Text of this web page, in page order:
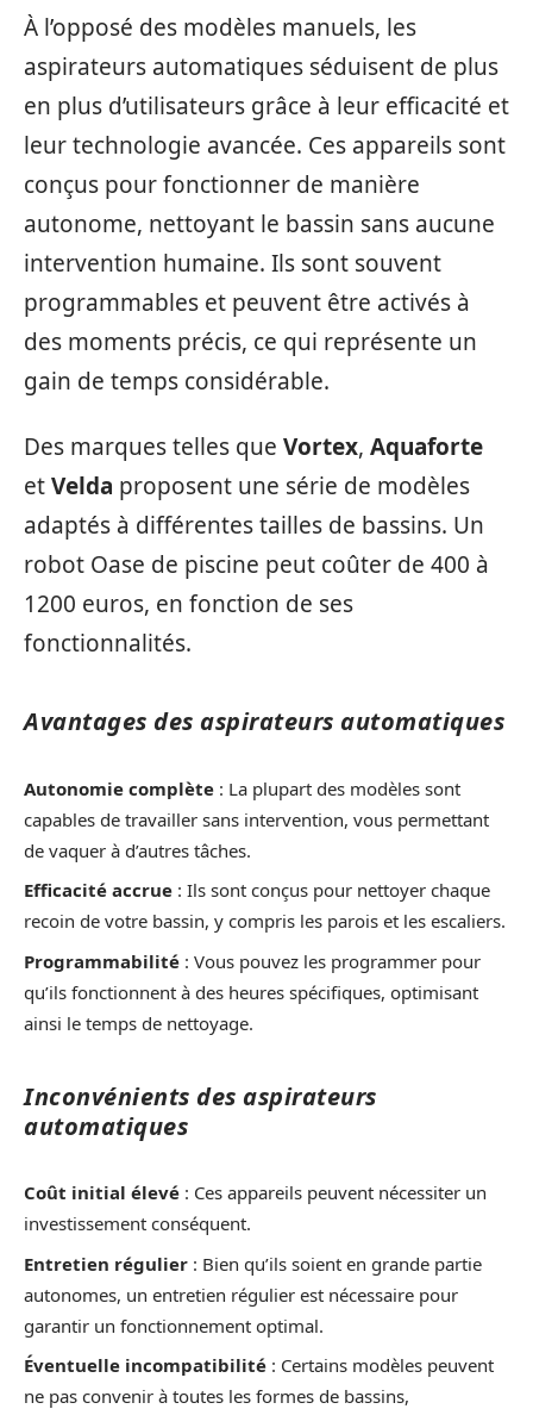
À l’opposé des modèles manuels, les
aspirateurs automatiques séduisent de plus
en plus d’utilisateurs grâce à leur efficacité et
leur technologie avancée. Ces appareils sont
conçus pour fonctionner de manière
autonome, nettoyant le bassin sans aucune
intervention humaine. Ils sont souvent
programmables et peuvent être activés à
des moments précis, ce qui représente un
gain de temps considérable.
Des marques telles que Vortex, Aquaforte
etVelda proposent une série de modèles
adaptés à différentes tailles de bassins. Un
robot Oase de piscine peut coûter de 400 à
1200 euros, en fonction de ses
fonctionnalités.
Avantages des aspirateurs automatiques
Autonomie complète : La plupart des modèles sont
capables de travailler sans intervention, vous permettant
de vaquer à d’autres tâches.
Efficacité accrue : Ils sont conçus pour nettoyer chaque
recoin de votre bassin, y compris les parois et les escaliers.
Programmabilité : Vous pouvez les programmer pour
qu’ils fonctionnent à des heures spécifiques, optimisant
ainsi le temps de nettoyage.
Inconvénients des aspirateurs
automatiques
Coût initial élevé : Ces appareils peuvent nécessiter un
investissement conséquent.
Entretien régulier : Bien qu’ils soient en grande partie
autonomes, un entretien régulier est nécessaire pour
garantir un fonctionnement optimal.
Éventuelle incompatibilité : Certains modèles peuvent
ne pas convenir à toutes les formes de bassins,